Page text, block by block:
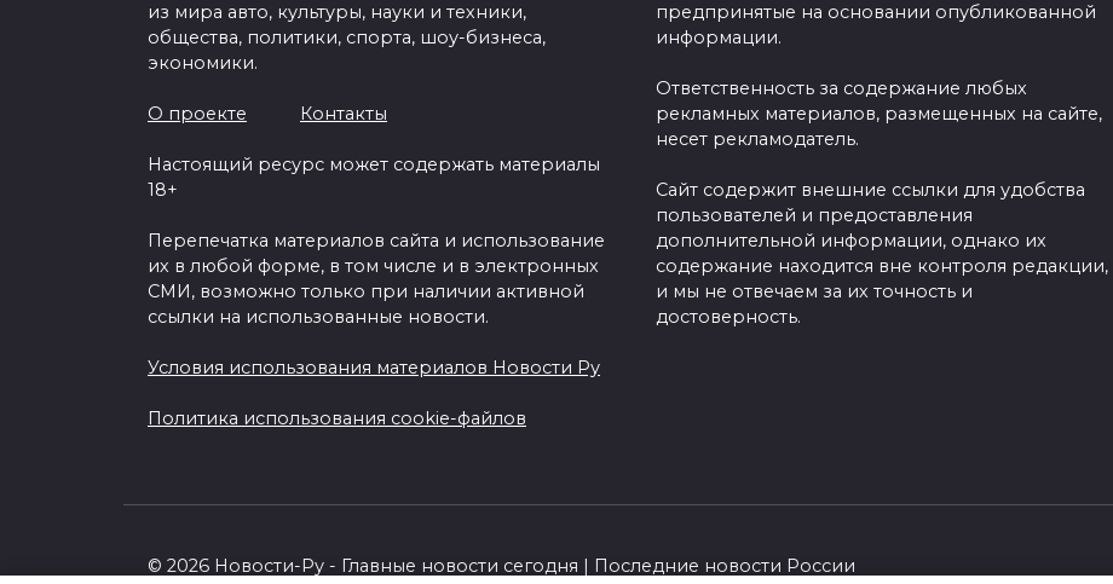
из мира авто, культуры, науки и техники,
общества, политики, спорта, шоу-бизнеса,
экономики.
О проекте Контакты
Настоящий ресурс может содержать материалы
18+
Перепечатка материалов сайта и использование
их в любой форме, в том числе и в электронных
СМИ, возможно только при наличии активной
ссылки на использованные новости.
Условия использования материалов Новости Ру
Политика использования cookie-файлов
предпринятые на основании опубликованной
информации.
Ответственность за содержание любых
рекламных материалов, размещенных на сайте,
несет рекламодатель.
Сайт содержит внешние ссылки для удобства
пользователей и предоставления
дополнительной информации, однако их
содержание находится вне контроля редакции,
и мы не отвечаем за их точность и
достоверность.
© 2026 Новости-Ру - Главные новости сегодня | Последние новости России